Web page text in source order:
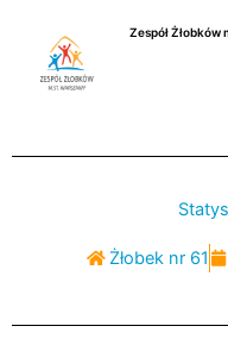
Zespół Żłobków
Żłobek nr 61